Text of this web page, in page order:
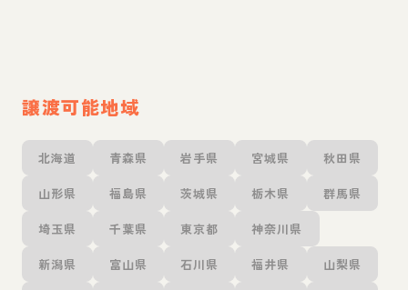
譲渡可能地域
北海道 青森県 岩手県 宮城県 秋田県
山形県 福島県 茨城県 栃木県 群馬県
埼玉県 千葉県 東京都 神奈川県
新潟県 富山県 石川県 福井県 山梨県